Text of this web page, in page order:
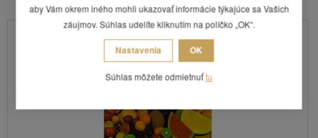
aby Vám okrem iného mohli ukazovať informácie týkajúce sa Vašich
záujmov. Súhlas udelíte kliknutím na políčko „OK“.
Nastavenia OK
Súhlas môžete odmietnuťtu